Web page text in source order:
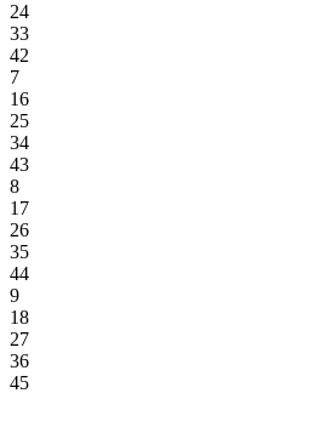
24
33
42
7
16
25
34
43
8
17
26
35
44
9
18
27
36
45